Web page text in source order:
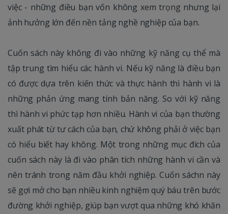
việc - những điều bạn vốn không xem trọng nhưng lại
ảnh hưởng lớn đến nền tảng nghề nghiệp của bạn.
Cuốn sách này không đi vào những kỹ năng cụ thể mà
tập trung tìm hiểu các hành vi. Nếu kỹ năng là điều bạn
có được dựa trên kiến thức và thực hành thì hành vi là
những phản ứng mang tính bản năng. So với kỹ năng
thì hành vi phức tạp hơn nhiều. Hành vi của bạn thường
xuất phát từ tư cách của bạn, chứ không phải ở việc bạn
có hiểu biết hay không. Một trong những mục đích của
cuốn sách này là đi vào phân tích những hành vi cần và
nên tránh trong năm đầu khởi nghiệp. Cuốn sáchn này
sẽ gợi mở cho bạn nhiều kinh nghiệm quý báu trên bước
đường khởi nghiệp, giúp bạn vượt qua những khó khăn